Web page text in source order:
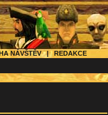
NÁVŠTĚV|REDAKCE